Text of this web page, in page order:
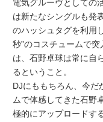
電気グルーヴとしての
は新たなシングルも発
のハッシュタグを利用
秒”のコスチュームで
は、石野卓球は常に自
るということ。
DJにももちろん、今だ
ムで体感してきた石野
極的にアップロードす